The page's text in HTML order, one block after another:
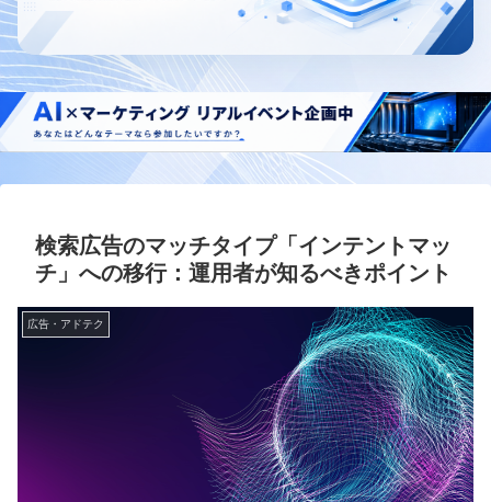
検索広告のマッチタイプ「インテントマッ
チ」への移行：運用者が知るべきポイント
広告・アドテク